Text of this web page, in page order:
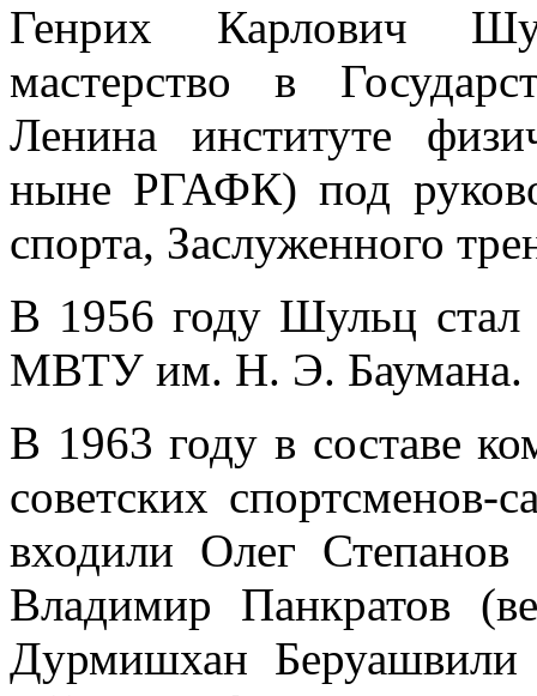
Генрих Карлович
мастерство в
Ленина институте
ныне РГАФК) под
спорта, Заслуженного
В 1956 году Шульц
МВТУ им. Н. Э. Баумана.
В 1963 году в составе
советских
входили Олег Степанов
Владимир Панкратов
Дурмишхан Беруашвили